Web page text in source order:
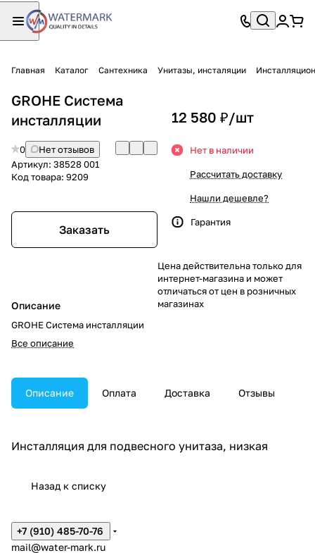
Главная Каталог Сантехника Унитазы, инсталяции
GROHE Система
инсталляции
0
Нет отзывов
Артикул: 38528 001
Код товара: 9209
Заказать
Описание
GROHE Система инсталляции
Все описание
12 580 ₽/шт
Нет в наличии
Рассчитать доставку
Нашли дешевле?
Гарантия
Цена действительна только для
интернет-магазина и может
отличаться от цен в розничных
магазинах
Описание Оплата Доставка Отзывы
Инсталляция для подвесного унитаза, низкая
Назад к списку
+7 (910) 485-70-76
mail@water-mark.ru